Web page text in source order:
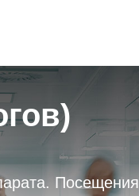
Посещения